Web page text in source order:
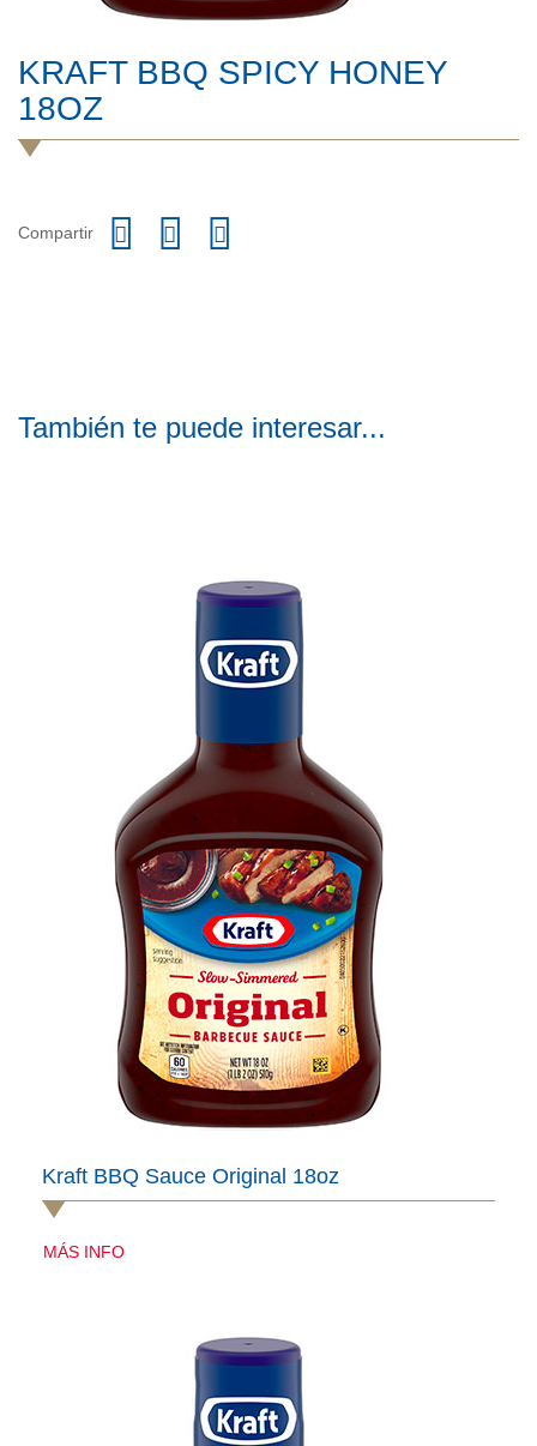
KRAFT BBQ SPICY HONEY
18OZ
Compartir
También te puede interesar...
Kraft BBQ Sauce Original 18oz
MÁS INFO